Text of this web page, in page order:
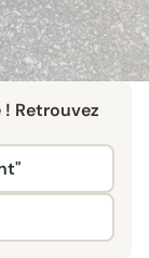
Retrouvez